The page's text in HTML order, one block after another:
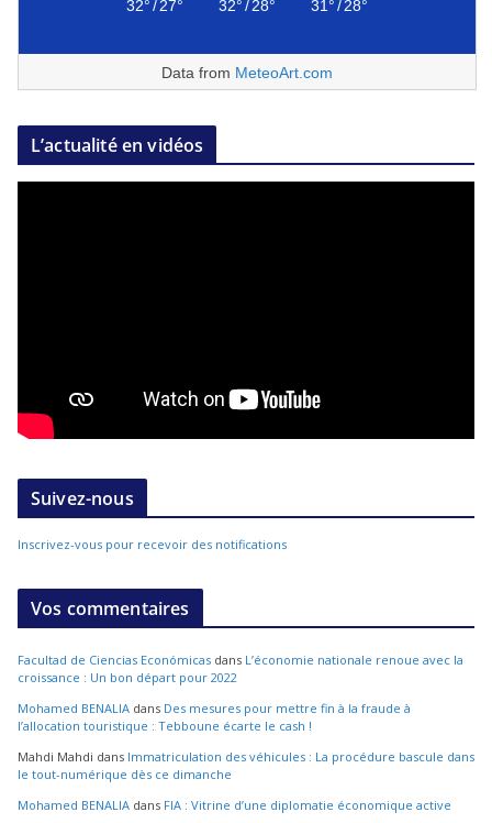
32°/27° 32°/28° 31°/28°
Data from MeteoArt.com
L’actualité en vidéos
Suivez-nous
Inscrivez-vous pour recevoir des notifications
Vos commentaires
Facultad de Ciencias Económicas dans L’économie nationale renoue avec la
croissance : Un bon départ pour 2022
Mohamed BENALIA dans Des mesures pour mettre fin à la fraude à
l’allocation touristique : Tebboune écarte le cash !
Mahdi Mahdi dans Immatriculation des véhicules : La procédure bascule dans
le tout-numérique dès ce dimanche
Mohamed BENALIA dans FIA : Vitrine d’une diplomatie économique active